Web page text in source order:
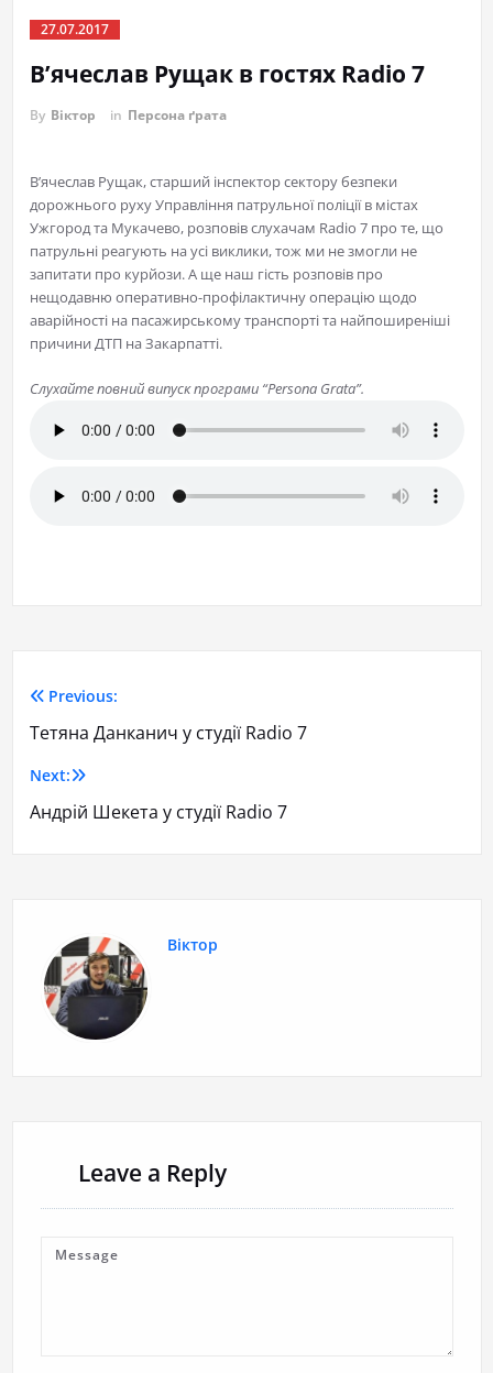
27.07.2017
В’ячеслав Рущак в гостях Radio 7
By Віктор in Персона ґрата
В’ячеслав Рущак, старший інспектор сектору безпеки
дорожнього руху Управління патрульної поліції в містах
Ужгород та Мукачево, розповів слухачам Radio 7 про те, що
патрульні реагують на усі виклики, тож ми не змогли не
запитати про курйози. А ще наш гість розповів про
нещодавню оперативно-профілактичну операцію щодо
аварійності на пасажирському транспорті та найпоширеніші
причини ДТП на Закарпатті.
Слухайте повний випуск програми “Persona Grata”.
Previous:
Тетяна Данканич у студії Radio 7
Next:
Андрій Шекета у студії Radio 7
Віктор
Leave a Reply